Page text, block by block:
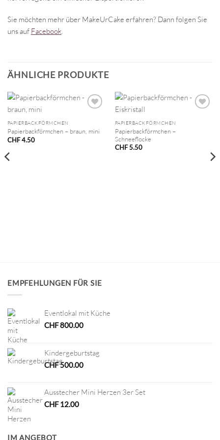
Sie möchten mehr über MakeUrCake erfahren? Dann folgen Sie
uns auf Facebook.
ÄHNLICHE PRODUKTE
PAPIERBACKFÖRMCHEN
Papierbackförmchen – braun, mini
CHF4.50
PAPIERBACKFÖRMCHEN
Papierbackförmchen –
Schneeflocke
CHF5.50
EMPFEHLUNGEN FÜR SIE
Eventlokal mit Küche
CHF800.00
Kindergeburtstag
CHF500.00
Ausstecher Mini Herzen 3er Set
CHF12.00
IM ANGEBOT